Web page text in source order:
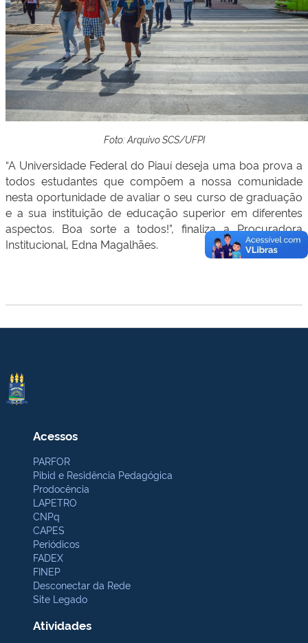
Foto: Arquivo SCS/UFPI
“A Universidade Federal do Piauí deseja uma boa prova a
todos estudantes que compõem a nossa comunidade
nesta oportunidade de avaliar o seu curso de graduação
e a sua instituição de educação superior em diferentes
aspectos. Boa sorte a todos!”, finaliza a Procuradora
Institucional, Edna Magalhães.
Acessos
PARFOR
Pibid e Residência Pedagógica
Prodocência
LAPETRO
CNPq
CAPES
Periódicos
FADEX
FINEP
Desconectar da Rede
Site Legado
Atividades